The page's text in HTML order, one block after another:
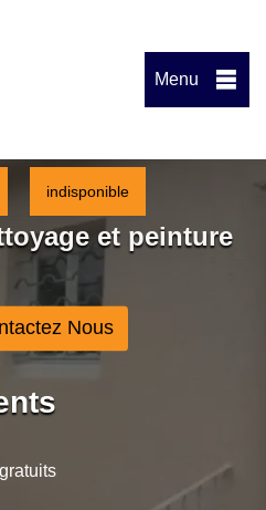
Menu
indisponible
et peinture
Nous